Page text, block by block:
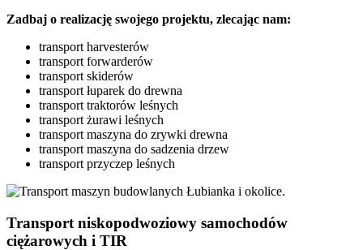
Zadbaj o realizację swojego projektu, zlecając nam:
transport harvesterów
transport forwarderów
transport skiderów
transport łuparek do drewna
transport traktorów leśnych
transport żurawi leśnych
transport maszyna do zrywki drewna
transport maszyna do sadzenia drzew
transport przyczep leśnych
Transport niskopodwoziowy samochodów
ciężarowych i TIR